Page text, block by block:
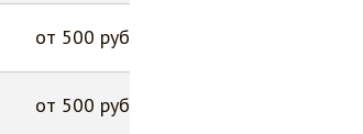
от 500 руб
от 500 руб